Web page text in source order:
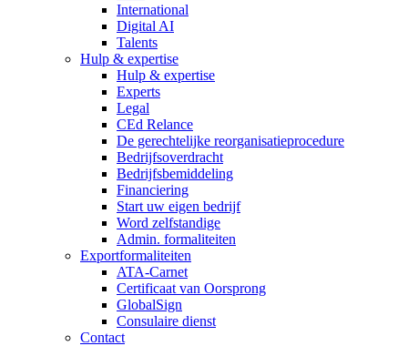
International
Digital AI
Talents
Hulp & expertise
Hulp & expertise
Experts
Legal
CEd Relance
De gerechtelijke reorganisatieprocedure
Bedrijfsoverdracht
Bedrijfsbemiddeling
Financiering
Start uw eigen bedrijf
Word zelfstandige
Admin. formaliteiten
Exportformaliteiten
ATA-Carnet
Certificaat van Oorsprong
GlobalSign
Consulaire dienst
Contact